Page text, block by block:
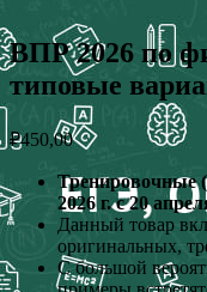
ВПР 2026 по
типовые
₽450,00
Тренировочные
2026 г. с 20
Данный товар
оригинальных,
С большой